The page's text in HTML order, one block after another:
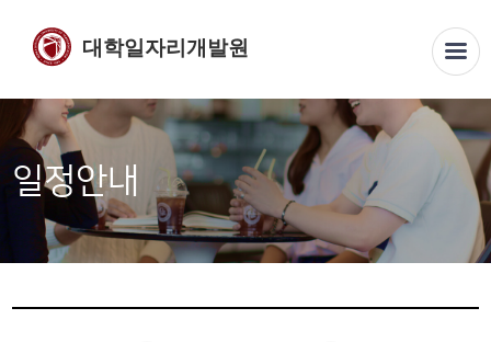
대학일자리개발원
일정안내